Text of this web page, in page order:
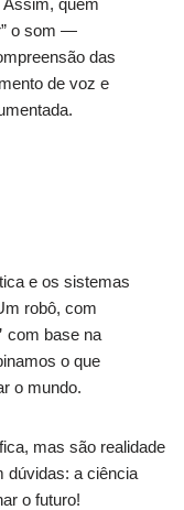
o som —
das
de voz e
e os sistemas
robô, com
com base na
o que
o mundo.
mas são realidade
dúvidas: a ciência
o futuro!